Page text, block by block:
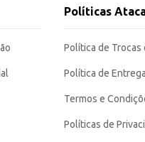
Políticas
Política de Trocas
Política de
Termos e
Políticas de